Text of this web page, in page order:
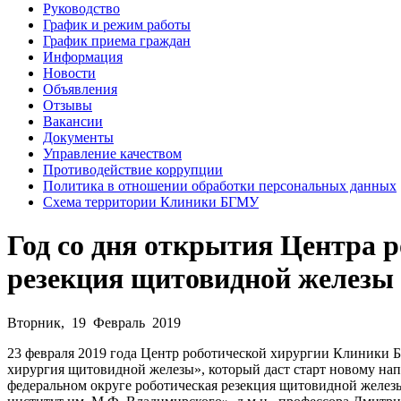
Руководство
График и режим работы
График приема граждан
Информация
Новости
Объявления
Отзывы
Вакансии
Документы
Управление качеством
Противодействие коррупции
Политика в отношении обработки персональных данных
Схема территории Клиники БГМУ
Год со дня открытия Центра
резекция щитовидной
Вторник, 19 Февраль 2019
23 февраля 2019 года Центр роботической хирургии Клиники
хирургия щитовидной железы», который даст старт новому
федеральном округе роботическая резекция щитовидной